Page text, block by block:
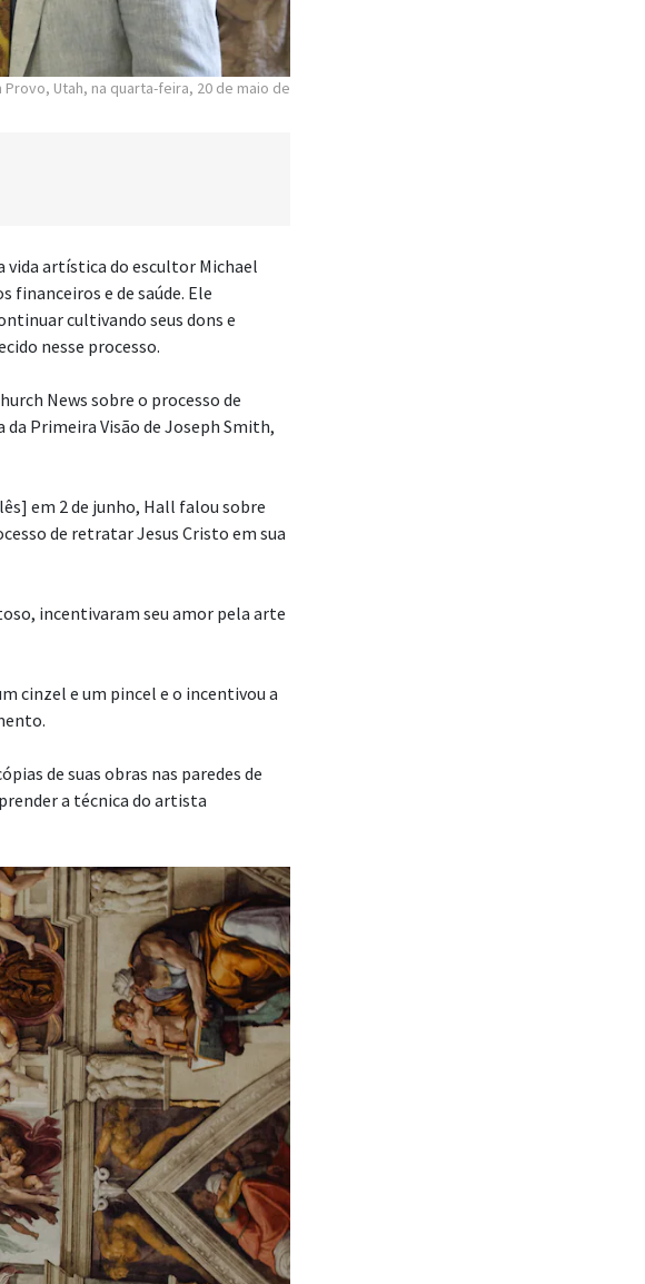
Utah, na quarta-feira, 20 de maio de
vida artística do escultor Michael
e de saúde. Ele
cultivando seus dons e
nesse processo.
News sobre o processo de
da Primeira Visão de Joseph Smith,
em 2 de junho, Hall falou sobre
de retratar Jesus Cristo em sua
incentivaram seu amor pela arte
cinzel e um pincel e o incentivou a
de suas obras nas paredes de
a técnica do artista